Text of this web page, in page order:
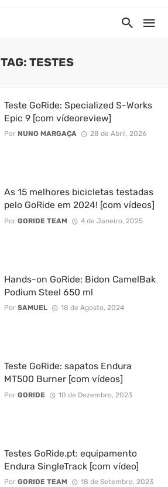
TAG: TESTES
Teste GoRide: Specialized S-Works
Epic 9 [com vídeoreview]
Por NUNO MARGAÇA 28 de Abril, 2026
As 15 melhores bicicletas testadas
pelo GoRide em 2024! [com vídeos]
Por GORIDE TEAM 4 de Janeiro, 2025
Hands-on GoRide: Bidon CamelBak
Podium Steel 650 ml
Por SAMUEL 18 de Agosto, 2024
Teste GoRide: sapatos Endura
MT500 Burner [com vídeos]
Por GORIDE 10 de Dezembro, 2023
Testes GoRide.pt: equipamento
Endura SingleTrack [com vídeo]
Por GORIDE TEAM 18 de Setembro, 2023